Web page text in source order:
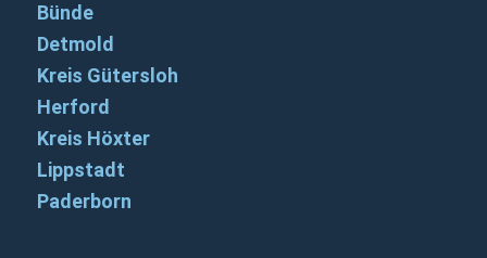
Bünde
Detmold
Kreis Gütersloh
Herford
Kreis Höxter
Lippstadt
Paderborn